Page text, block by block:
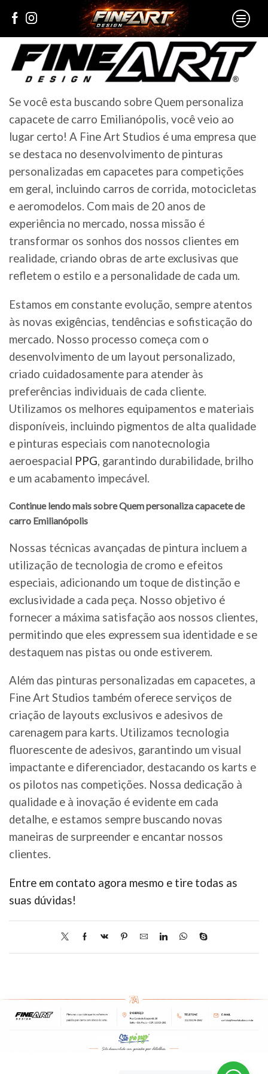
Se você esta buscando sobre Quem personaliza
capacete de carro Emilianópolis, você veio ao
lugar certo! A Fine Art Studios é uma empresa que
se destaca no desenvolvimento de pinturas
personalizadas em capacetes para competições
em geral, incluindo carros de corrida, motocicletas
e aeromodelos. Com mais de 20 anos de
experiência no mercado, nossa missão é
transformar os sonhos dos nossos clientes em
realidade, criando obras de arte exclusivas que
refletem o estilo e a personalidade de cada um.
Estamos em constante evolução, sempre atentos
às novas exigências, tendências e sofisticação do
mercado. Nosso processo começa com o
desenvolvimento de um layout personalizado,
criado cuidadosamente para atender às
preferências individuais de cada cliente.
Utilizamos os melhores equipamentos e materiais
disponíveis, incluindo pigmentos de alta qualidade
e pinturas especiais com nanotecnologia
aeroespacial PPG, garantindo durabilidade, brilho
e um acabamento impecável.
Continue lendo mais sobre Quem personaliza capacete de
carro Emilianópolis
Nossas técnicas avançadas de pintura incluem a
utilização de tecnologia de cromo e efeitos
especiais, adicionando um toque de distinção e
exclusividade a cada peça. Nosso objetivo é
fornecer a máxima satisfação aos nossos clientes,
permitindo que eles expressem sua identidade e se
destaquem nas pistas ou onde estiverem.
Além das pinturas personalizadas em capacetes, a
Fine Art Studios também oferece serviços de
criação de layouts exclusivos e adesivos de
carenagem para karts. Utilizamos tecnologia
fluorescente de adesivos, garantindo um visual
impactante e diferenciador, destacando os karts e
os pilotos nas competições. Nossa dedicação à
qualidade e à inovação é evidente em cada
detalhe, e estamos sempre buscando novas
maneiras de surpreender e encantar nossos
clientes.
Entre em contato agora mesmo e tire todas as
suas dúvidas!